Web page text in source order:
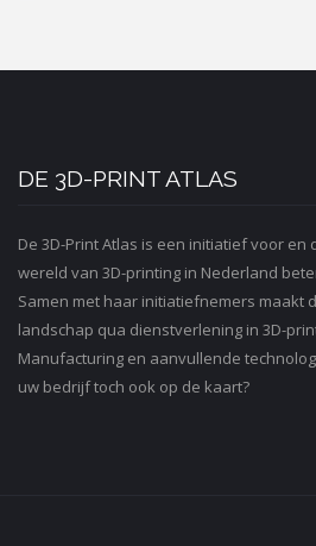
DE 3D-PRINT ATLAS
De 3D-Print Atlas is een initiatief voor
wereld van 3D-printing in Nederland
Samen met haar initiatiefnemers maakt
landschap qua dienstverlening in 3D-
Manufacturing en aanvullende
uw bedrijf toch ook op de kaart?